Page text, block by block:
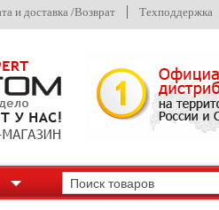
и доставка /Возврат Техподдержка